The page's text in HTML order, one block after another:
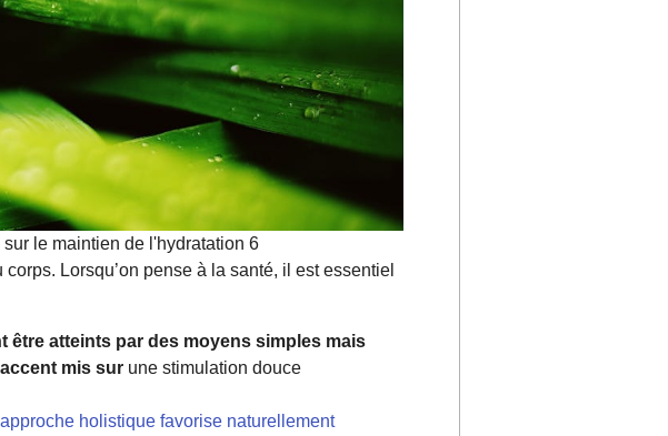
le maintien de l'hydratation 6
Lorsqu’on pense à la santé, il est essentiel
être atteints par des moyens simples mais
mis sur une stimulation douce
holistique favorise naturellement